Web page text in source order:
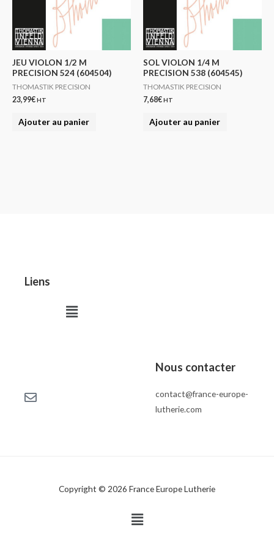
JEU VIOLON 1/2 M
PRECISION 524 (604504)
THOMASTIK PRECISION
23,99€HT
Ajouter au panier
SOL VIOLON 1/4 M
PRECISION 538 (604545)
THOMASTIK PRECISION
7,68€HT
Ajouter au panier
Liens
Menu
Nous contacter
contact@france-europe-
lutherie.com
Copyright © 2026 France Europe Lutherie
Menu